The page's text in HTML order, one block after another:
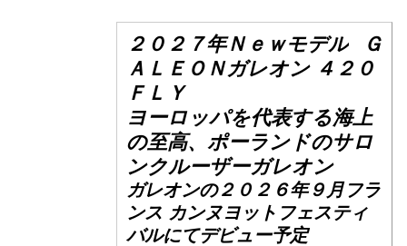
２０２７年Ｎｅｗモデル
Ｇ
ＡＬＥＯＮガレオン ４２０
ＦＬＹ
ヨーロッパを代表する海上
の至高、ポーランドのサロ
ンクルーザーガレオン
ガレオンの２０２６年９月フラ
ンス カンヌヨットフェスティ
バルにてデビュー予定